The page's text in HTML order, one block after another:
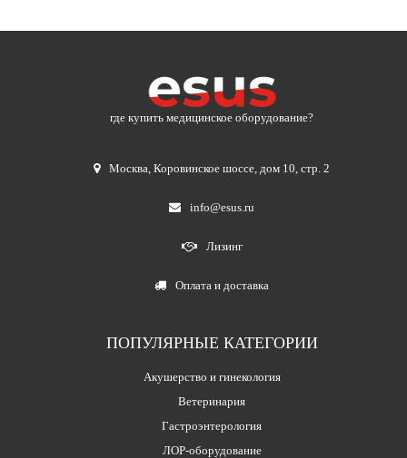
где купить медицинское оборудование?
Москва,Коровинское шоссе, дом 10, стр. 2
info@esus.ru
Лизинг
Оплата и доставка
ПОПУЛЯРНЫЕ КАТЕГОРИИ
Акушерство и гинекология
Ветеринария
Гастроэнтерология
ЛОР-оборудование